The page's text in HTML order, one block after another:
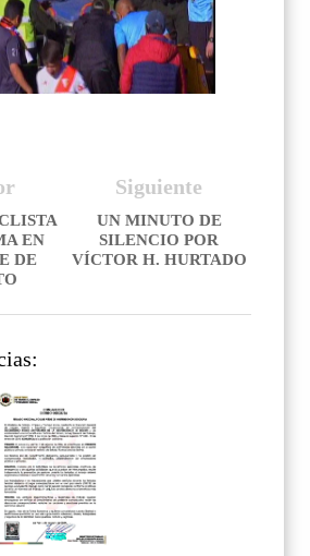
Siguiente
UN MINUTO DE
SILENCIO POR
VÍCTOR H. HURTADO
EN
DE